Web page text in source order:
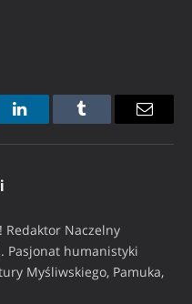
LinkedInTumblr Email
Redaktor Naczelny
Pasjonat humanistyki
Myśliwskiego, Pamuka,